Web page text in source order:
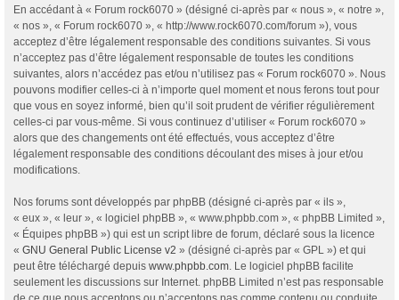
En accédant à « Forum rock6070 » (désigné ci-après par « nous », « notre »,
« nos », « Forum rock6070 », « http://www.rock6070.com/forum »), vous
acceptez d’être légalement responsable des conditions suivantes. Si vous
n’acceptez pas d’être légalement responsable de toutes les conditions
suivantes, alors n’accédez pas et/ou n’utilisez pas « Forum rock6070 ». Nous
pouvons modifier celles-ci à n’importe quel moment et nous ferons tout pour
que vous en soyez informé, bien qu’il soit prudent de vérifier régulièrement
celles-ci par vous-même. Si vous continuez d’utiliser « Forum rock6070 »
alors que des changements ont été effectués, vous acceptez d’être
légalement responsable des conditions découlant des mises à jour et/ou
modifications.
Nos forums sont développés par phpBB (désigné ci-après par « ils »,
« eux », « leur », « logiciel phpBB », « www.phpbb.com », « phpBB Limited »,
« Équipes phpBB ») qui est un script libre de forum, déclaré sous la licence
« GNU General Public License v2 » (désigné ci-après par « GPL ») et qui
peut être téléchargé depuis www.phpbb.com . Le logiciel phpBB facilite
seulement les discussions sur Internet. phpBB Limited n’est pas responsable